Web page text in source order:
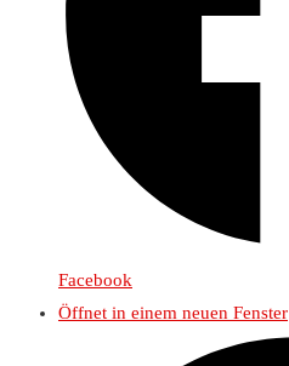
Facebook
Öffnet in einem neuen Fenster